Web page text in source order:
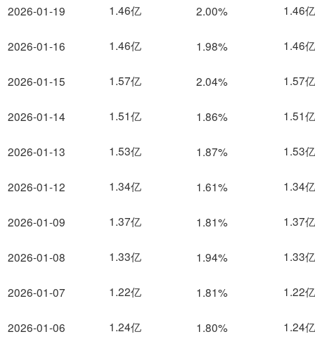
2026-01-19
2026-01-16
2026-01-15
2026-01-14
2026-01-13
2026-01-12
2026-01-09
2026-01-08
2026-01-07
2026-01-06
1.46亿 2.00% 1.46亿
1.46亿 1.98% 1.46亿
1.57亿 2.04% 1.57亿
1.51亿 1.86% 1.51亿
1.53亿 1.87% 1.53亿
1.34亿 1.61% 1.34亿
1.37亿 1.81% 1.37亿
1.33亿 1.94% 1.33亿
1.22亿 1.81% 1.22亿
1.24亿 1.80% 1.24亿